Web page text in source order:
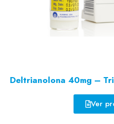
Deltrianolona 40mg –
Ver